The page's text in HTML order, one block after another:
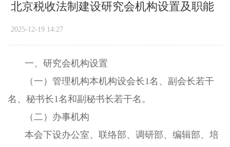
北京税收法制建设研究会机构设置及职能
2025-12-19 14:27
一、研究会机构设置
（一）管理机构本机构设会长1名、副会长若干
名、秘书长1名和副秘书长若干名。
（二）办事机构
本会下设办公室、联络部、调研部、编辑部、培